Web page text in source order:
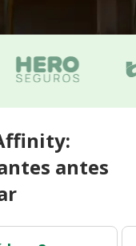
antes